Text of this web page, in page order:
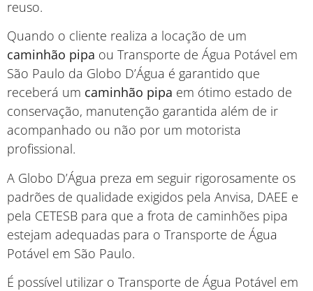
reuso.
Quando o cliente realiza a locação de um
caminhão pipa ou Transporte de Água Potável em
São Paulo da Globo D’Água é garantido que
receberá um caminhão pipa em ótimo estado de
conservação, manutenção garantida além de ir
acompanhado ou não por um motorista
profissional.
A Globo D’Água preza em seguir rigorosamente os
padrões de qualidade exigidos pela Anvisa, DAEE e
pela CETESB para que a frota de caminhões pipa
estejam adequadas para o Transporte de Água
Potável em São Paulo.
É possível utilizar o Transporte de Água Potável em